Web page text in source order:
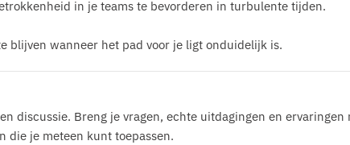
in je teams te bevorderen in turbulente tijden.
blijven wanneer het pad voor je ligt onduidelijk is.
discussie. Breng je vragen, echte uitdagingen en ervaringen
die je meteen kunt toepassen.